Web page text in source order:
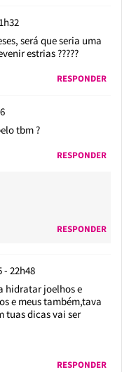
será que seria uma
estrias ?????
RESPONDER
tbm ?
RESPONDER
RESPONDER
- 22h48
hidratar joelhos e
e meus também,tava
tuas dicas vai ser
RESPONDER